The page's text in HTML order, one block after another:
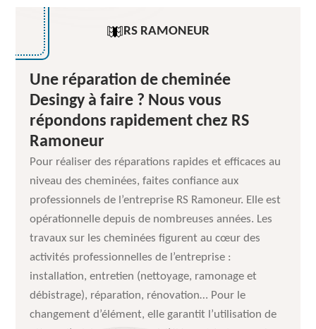
RS RAMONEUR
Une réparation de cheminée
Desingy à faire ? Nous vous
répondons rapidement chez RS
Ramoneur
Pour réaliser des réparations rapides et efficaces au
niveau des cheminées, faites confiance aux
professionnels de l’entreprise RS Ramoneur. Elle est
opérationnelle depuis de nombreuses années. Les
travaux sur les cheminées figurent au cœur des
activités professionnelles de l’entreprise :
installation, entretien (nettoyage, ramonage et
débistrage), réparation, rénovation… Pour le
changement d’élément, elle garantit l’utilisation de